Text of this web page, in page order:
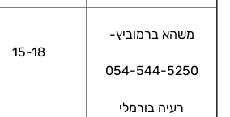
משהא ברמוביץ-
054-544-5250
15-18
רעיה בורמלי